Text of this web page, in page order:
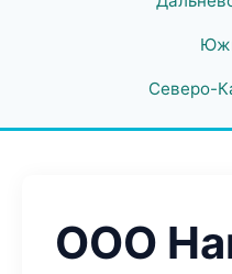
Северо-
ООО